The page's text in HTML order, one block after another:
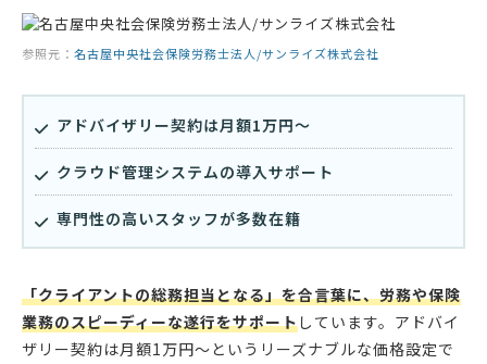
参照元： 名古屋中央社会保険労務士法人/サンライズ株式会社
アドバイザリー契約は月額1万円〜
クラウド管理システムの導入サポート
専門性の高いスタッフが多数在籍
「クライアントの総務担当となる」を合言葉に、労務や保険
業務のスピーディーな遂行をサポートしています。アドバイ
ザリー契約は月額1万円〜というリーズナブルな価格設定で